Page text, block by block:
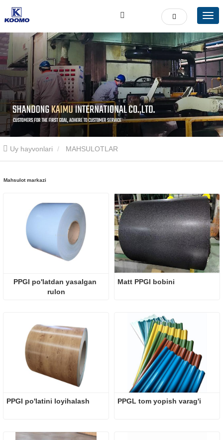
Uy hayvonlari MAHSULOTLAR
Mahsulot markazi
PPGI po'latdan yasalgan
rulon
Matt PPGI bobini
PPGI po'latini loyihalash PPGL tom yopish varag'i